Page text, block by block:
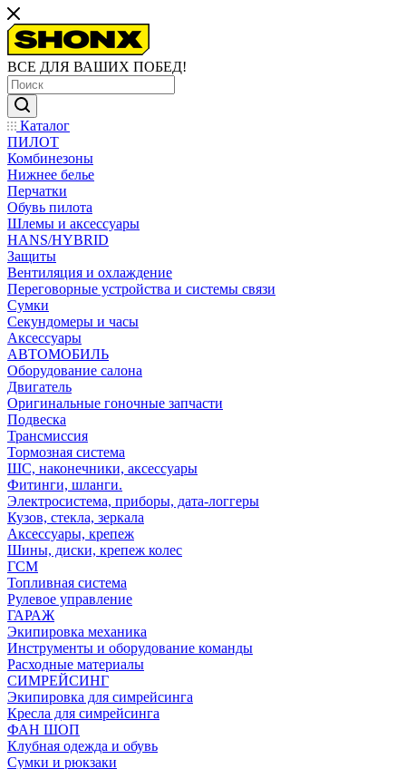
ВСЕ ДЛЯ ВАШИХ ПОБЕД!
Каталог
ПИЛОТ
Комбинезоны
Нижнее белье
Перчатки
Обувь пилота
Шлемы и аксессуары
HANS/HYBRID
Защиты
Вентиляция и охлаждение
Переговорные устройства и системы связи
Сумки
Секундомеры и часы
Аксессуары
АВТОМОБИЛЬ
Оборудование салона
Двигатель
Оригинальные гоночные запчасти
Подвеска
Трансмиссия
Тормозная система
ШС, наконечники, аксессуары
Фитинги, шланги.
Электросистема, приборы, дата-логгеры
Кузов, стекла, зеркала
Аксессуары, крепеж
Шины, диски, крепеж колес
ГСМ
Топливная система
Рулевое управление
ГАРАЖ
Экипировка механика
Инструменты и оборудование команды
Расходные материалы
СИМРЕЙСИНГ
Экипировка для симрейсинга
Кресла для симрейсинга
ФАН ШОП
Клубная одежда и обувь
Сумки и рюкзаки